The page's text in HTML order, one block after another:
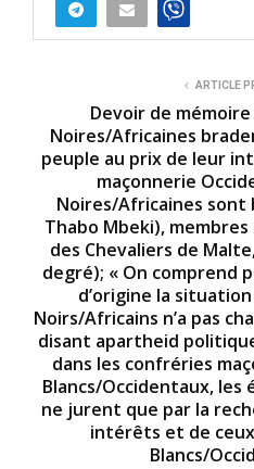
s
o
d
ARTICLE
Devoir de
Noires/Africaines
peuple au prix de leur
maçonnerie
Noires/Africaines sont
Thabo Mbeki),
des Chevaliers de
degré); « On comprend
d’origine la
Noirs/Africains n’a pas
disant apartheid
dans les confréries
Blancs/Occidentaux,
ne jurent que par la
intérêts et de
Blancs/